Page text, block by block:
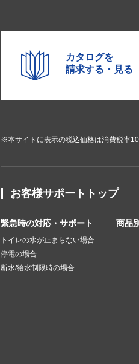
カタログを
請求する・見る
※本サイトに表示の税込価格は消費税率
お客様サポートトップ
緊急時の対応・サポート
トイレの水が止まらない場合
停電の場合
断水/給水制限時の場合
商品